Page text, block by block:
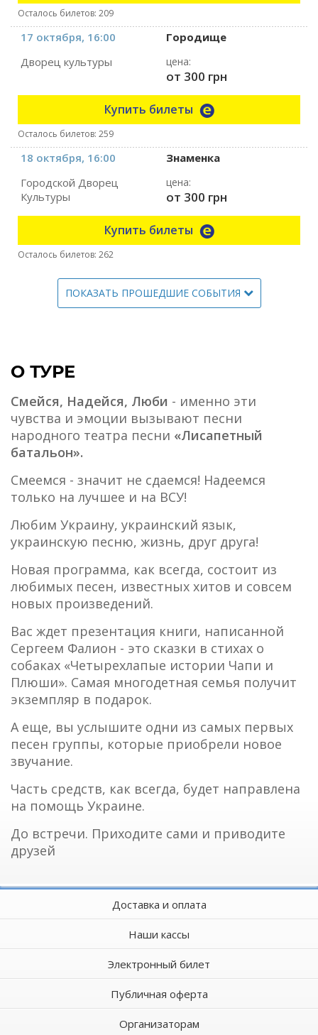
Осталось билетов: 209
17 октября, 16:00
Городище
Дворец культуры
цена:
от 300 грн
Купить билеты
Осталось билетов: 259
18 октября, 16:00
Знаменка
Городской Дворец
Культуры
цена:
от 300 грн
Купить билеты
Осталось билетов: 262
ПОКАЗАТЬ ПРОШЕДШИЕ СОБЫТИЯ
О ТУРЕ
Смейся, Надейся, Люби - именно эти
чувства и эмоции вызывают песни
народного театра песни «Лисапетный
батальон».
Смеемся - значит не сдаемся! Надеемся
только на лучшее и на ВСУ!
Любим Украину, украинский язык,
украинскую песню, жизнь, друг друга!
Новая программа, как всегда, состоит из
любимых песен, известных хитов и совсем
новых произведений.
Вас ждет презентация книги, написанной
Сергеем Фалион - это сказки в стихах о
собаках «Четырехлапые истории Чапи и
Плюши». Самая многодетная семья получит
экземпляр в подарок.
А еще, вы услышите одни из самых первых
песен группы, которые приобрели новое
звучание.
Часть средств, как всегда, будет направлена
на помощь Украине.
До встречи. Приходите сами и приводите
друзей
Доставка и оплата
Наши кассы
Электронный билет
Публичная оферта
Организаторам